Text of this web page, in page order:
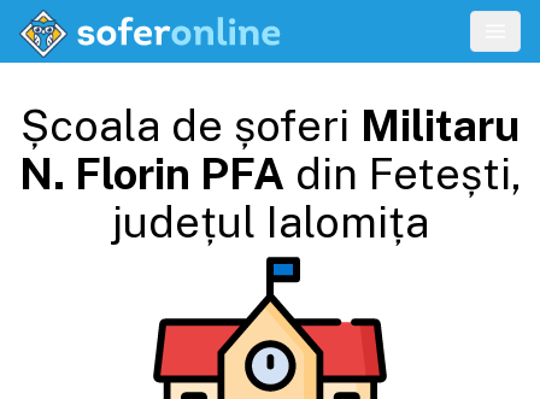
Școala de șoferi Militaru
N. Florin PFA din Fetești,
județul Ialomița